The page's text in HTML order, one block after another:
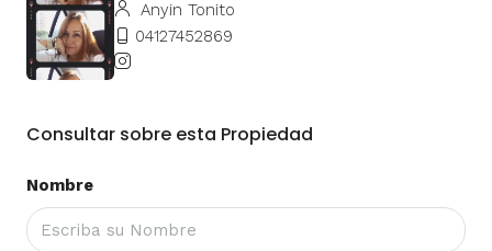
Anyin Tonito
04127452869
Consultar sobre esta Propiedad
Nombre